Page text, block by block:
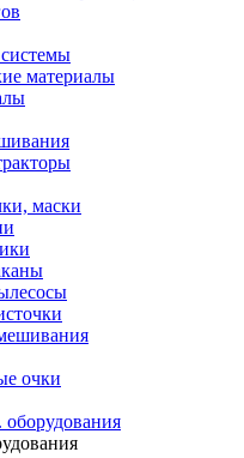
материалы
маски
очки
оборудования